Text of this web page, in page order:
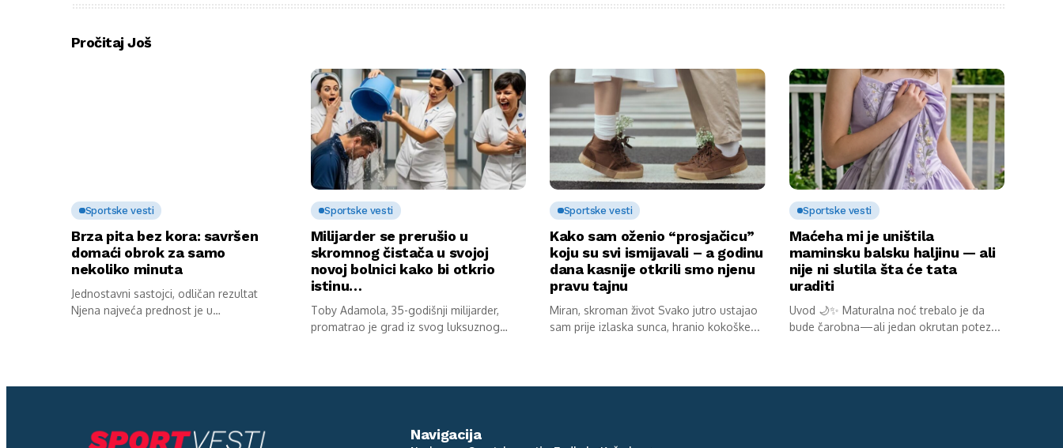
Pročitaj Još
Sportske vesti
Brza pita bez kora: savršen
domaći obrok za samo
nekoliko minuta
Jednostavni sastojci, odličan rezultat
Njena najveća prednost je u
Sportske vesti
Milijarder se prerušio u
skromnog čistača u svojoj
novoj bolnici kako bi otkrio
istinu…
Toby Adamola, 35-godišnji milijarder,
promatrao je grad iz svog luksuznog
Sportske vesti
Kako sam oženio “prosjačicu”
koju su svi ismijavali – a godinu
dana kasnije otkrili smo njenu
pravu tajnu
Miran, skroman život Svako jutro ustajao
sam prije izlaska sunca, hranio kokoške...
Sportske vesti
Maćeha mi je uništila
maminsku balsku haljinu — ali
nije ni slutila šta će tata
uraditi
Uvod 🌙✨ Maturalna noć trebalo je da
bude čarobna—ali jedan okrutan potez...
Navigacija